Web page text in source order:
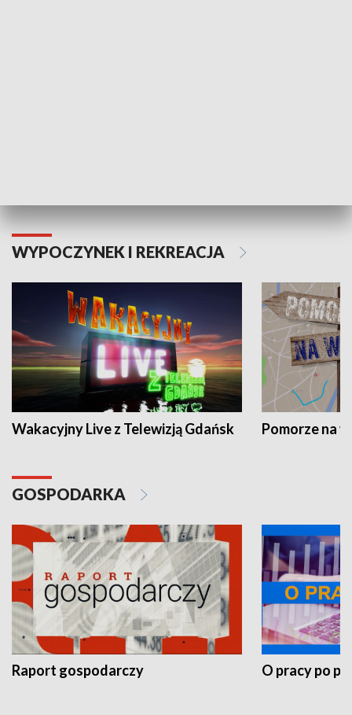
WYPOCZYNEK I REKREACJA
Wakacyjny Live z Telewizją Gdańsk Pomorze na
GOSPODARKA
Raport gospodarczy O pracy po